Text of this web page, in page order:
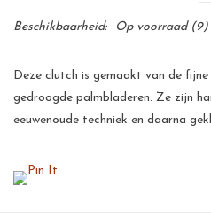
Beschikbaarheid: Op voorraad(9)
Deze clutch is gemaakt van de
gedroogde palmbladeren. Ze zijn
eeuwenoude techniek en daarna
kleinschalige telers op de Filipijnen.